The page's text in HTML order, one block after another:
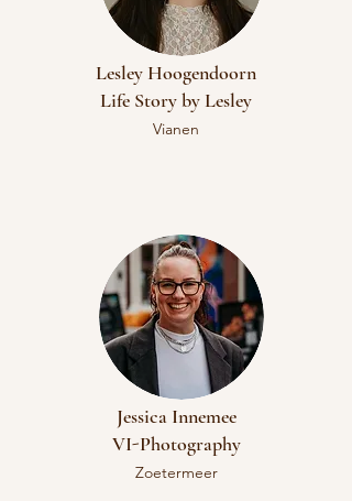
Lesley Hoogendoorn
Life Story by Lesley​
Vianen
Jessica Innemee
VI​-Photography
Zoetermeer